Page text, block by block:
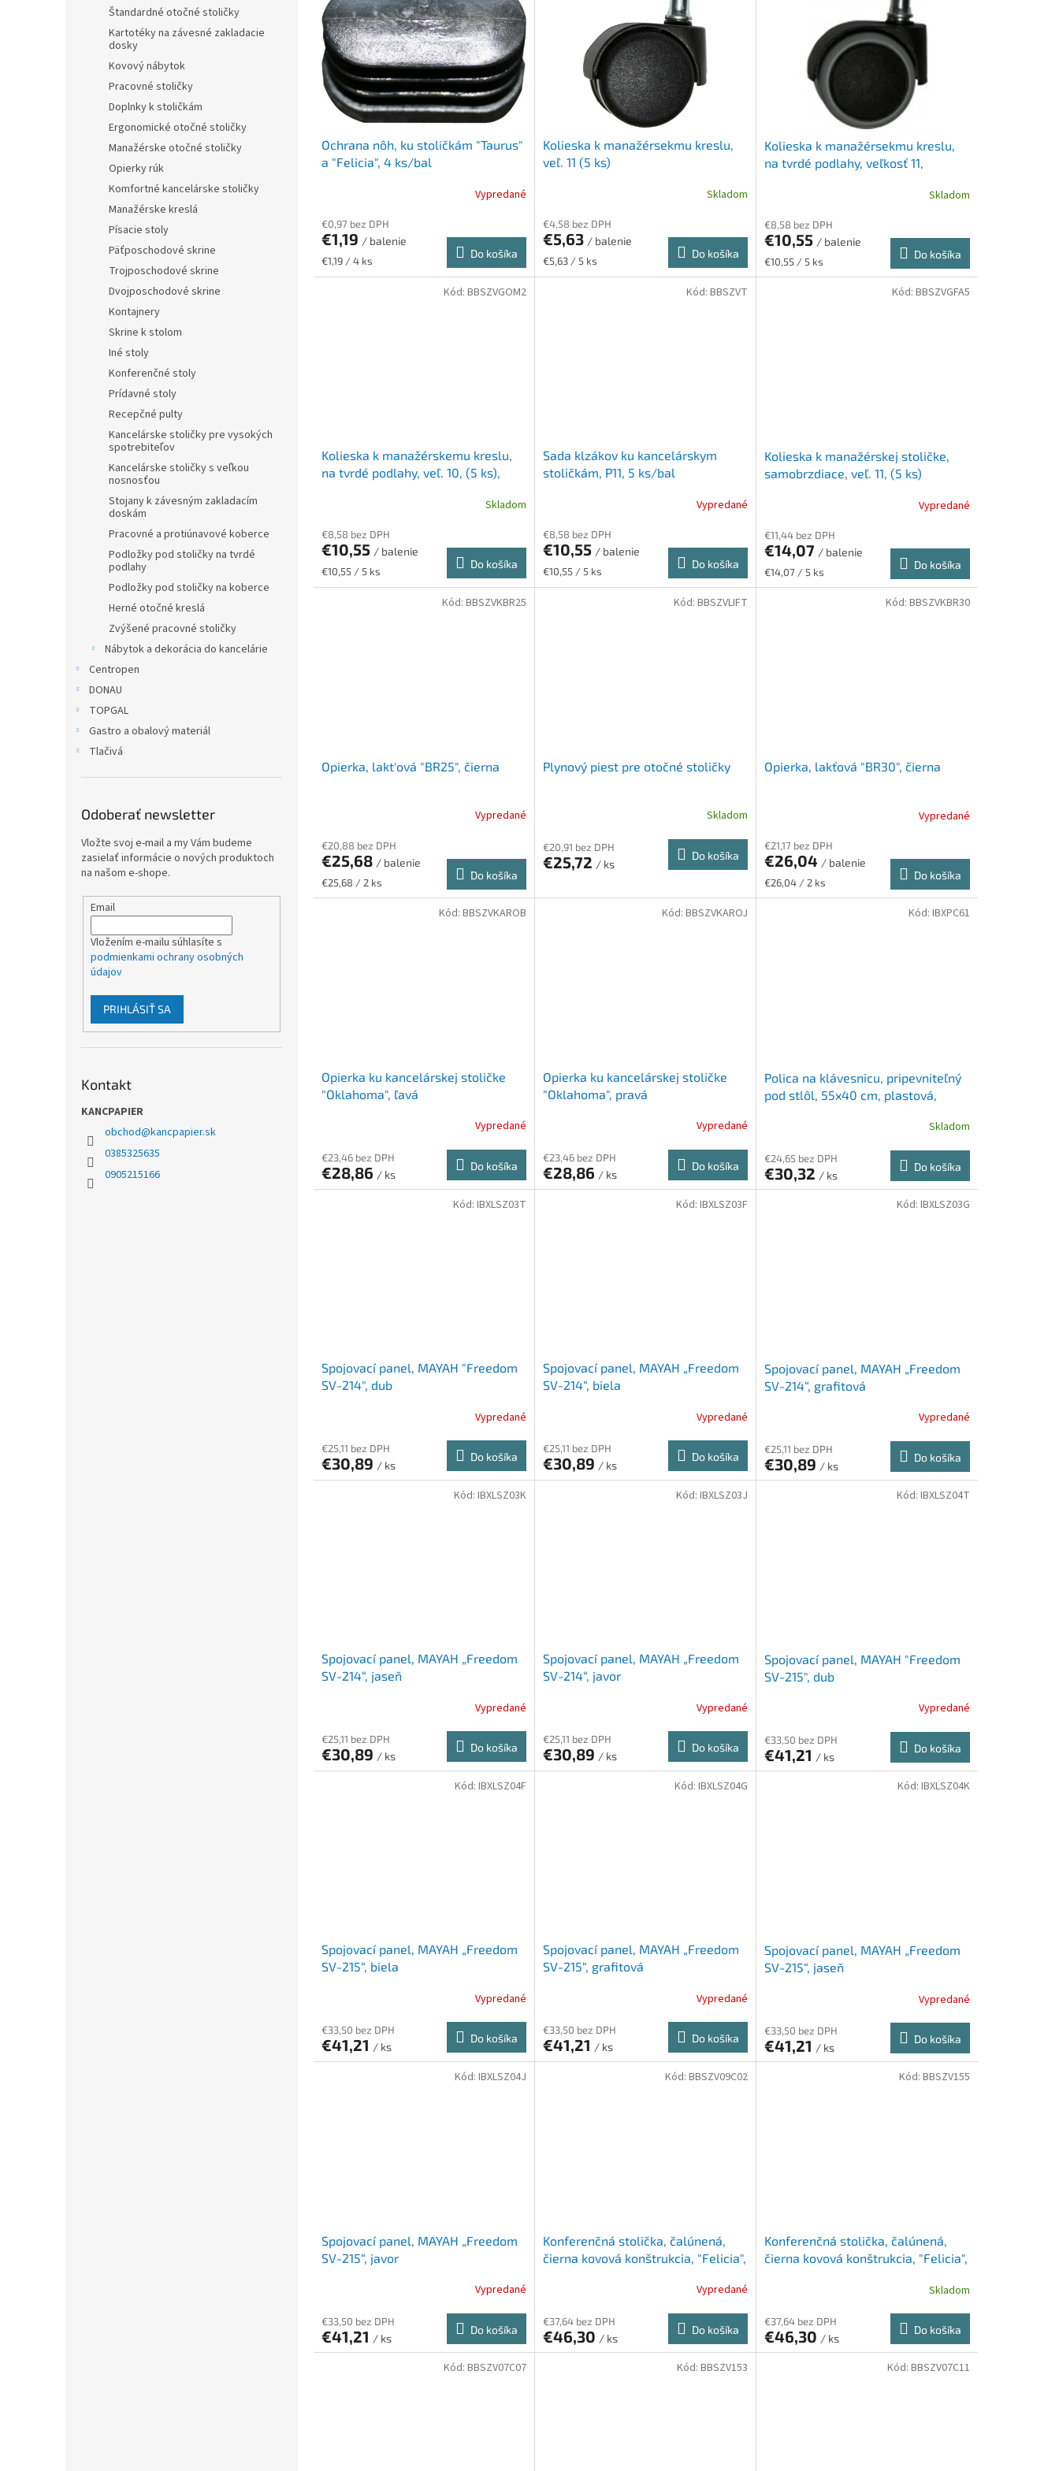
Štandardné otočné stoličky
Kartotéky na závesné zakladacie
dosky
Kovový nábytok
Pracovné stoličky
Doplnky k stoličkám
Ergonomické otočné stoličky
Manažérske otočné stoličky
Opierky rúk
Komfortné kancelárske stoličky
Manažérske kreslá
Písacie stoly
Päťposchodové skrine
Trojposchodové skrine
Dvojposchodové skrine
Kontajnery
Skrine k stolom
Iné stoly
Konferenčné stoly
Prídavné stoly
Recepčné pulty
Kancelárske stoličky pre vysokých
spotrebiteľov
Kancelárske stoličky s veľkou
nosnosťou
Stojany k závesným zakladacím
doskám
Pracovné a protiúnavové koberce
Podložky pod stoličky na tvrdé
podlahy
Podložky pod stoličky na koberce
Herné otočné kreslá
Zvýšené pracovné stoličky
Nábytok a dekorácia do kancelárie
Centropen
DONAU
TOPGAL
Gastro a obalový materiál
Tlačivá
Odoberať newsletter
Vložte svoj e-mail a my Vám budeme
zasielať informácie o nových produktoch
na našom e-shope.
Email
Vložením e-mailu súhlasíte s
podmienkami ochrany osobných
údajov
PRIHLÁSIŤ SA
Kontakt
KANCPAPIER
obchod@kancpapier.sk
0385325635
0905215166
p
Ochrana nôh, ku stoličkám "Taurus"
a "Felicia", 4 ks/bal
Vypredané
€0,97 bez DPH
€1,19 / balenie
Jednotková
cena:
€1,19 / 4 ks
Do košíka
Kolieska k manažérsekmu kreslu,
veľ. 11 (5 ks)
Skladom
€4,58 bez DPH
€5,63 / balenie
Jednotková
cena:
€5,63 / 5 ks
Do košíka
Kolieska k manažérsekmu kreslu,
na tvrdé podlahy, veľkosť 11,
Skladom
€8,58 bez DPH
€10,55 / balenie
Jednotková
cena:
€10,55 / 5 ks
Do košíka
Kolieska k manažérskemu kreslu,
na tvrdé podlahy, veľ. 10, (5 ks),
Skladom
€8,58 bez DPH
€10,55 / balenie
Jednotková
cena:
€10,55 / 5 ks
Do košíka
Kód: BBSZVGOM2
Sada klzákov ku kancelárskym
stoličkám, P11, 5 ks/bal
Vypredané
€8,58 bez DPH
€10,55 / balenie
Jednotková
cena:
€10,55 / 5 ks
Do košíka
Kód: BBSZVT
Kolieska k manažérskej stoličke,
samobrzdiace, veľ. 11, (5 ks)
Vypredané
€11,44 bez DPH
€14,07 / balenie
Jednotková
cena:
€14,07 / 5 ks
Do košíka
Kód: BBSZVGFA5
Opierka, lakt'ová "BR25", čierna
Vypredané
€20,88 bez DPH
€25,68 / balenie
Jednotková
cena:
€25,68 / 2 ks
Do košíka
Kód: BBSZVKBR25
Plynový piest pre otočné stoličky
Skladom
€20,91 bez DPH
€25,72 / ks
Do košíka
Kód: BBSZVLIFT
Opierka, lakťová "BR30", čierna
Vypredané
€21,17 bez DPH
€26,04 / balenie
Jednotková
cena:
€26,04 / 2 ks
Do košíka
Kód: BBSZVKBR30
Opierka ku kancelárskej stoličke
"Oklahoma", ľavá
Vypredané
€23,46 bez DPH
€28,86 / ks
Do košíka
Kód: BBSZVKAROB
Opierka ku kancelárskej stoličke
"Oklahoma", pravá
Vypredané
€23,46 bez DPH
€28,86 / ks
Do košíka
Kód: BBSZVKAROJ
Polica na klávesnicu, pripevniteľný
pod stlôl, 55x40 cm, plastová,
Skladom
€24,65 bez DPH
€30,32 / ks
Do košíka
Kód: IBXPC61
Spojovací panel, MAYAH "Freedom
SV-214", dub
Vypredané
€25,11 bez DPH
€30,89 / ks
Do košíka
Kód: IBXLSZ03T
Spojovací panel, MAYAH „Freedom
SV-214“, biela
Vypredané
€25,11 bez DPH
€30,89 / ks
Do košíka
Kód: IBXLSZ03F
Spojovací panel, MAYAH „Freedom
SV-214“, grafitová
Vypredané
€25,11 bez DPH
€30,89 / ks
Do košíka
Kód: IBXLSZ03G
Spojovací panel, MAYAH „Freedom
SV-214“, jaseň
Vypredané
€25,11 bez DPH
€30,89 / ks
Do košíka
Kód: IBXLSZ03K
Spojovací panel, MAYAH „Freedom
SV-214“, javor
Vypredané
€25,11 bez DPH
€30,89 / ks
Do košíka
Kód: IBXLSZ03J
Spojovací panel, MAYAH "Freedom
SV-215", dub
Vypredané
€33,50 bez DPH
€41,21 / ks
Do košíka
Kód: IBXLSZ04T
Spojovací panel, MAYAH „Freedom
SV-215“, biela
Vypredané
€33,50 bez DPH
€41,21 / ks
Do košíka
Kód: IBXLSZ04F
Spojovací panel, MAYAH „Freedom
SV-215“, grafitová
Vypredané
€33,50 bez DPH
€41,21 / ks
Do košíka
Kód: IBXLSZ04G
Spojovací panel, MAYAH „Freedom
SV-215“, jaseň
Vypredané
€33,50 bez DPH
€41,21 / ks
Do košíka
Kód: IBXLSZ04K
Spojovací panel, MAYAH „Freedom
SV-215“, javor
Vypredané
€33,50 bez DPH
€41,21 / ks
Do košíka
Kód: IBXLSZ04J
Konferenčná stolička, čalúnená,
čierna kovová konštrukcia, "Felicia",
Vypredané
€37,64 bez DPH
€46,30 / ks
Do košíka
Kód: BBSZV09C02
Konferenčná stolička, čalúnená,
čierna kovová konštrukcia, "Felicia",
Skladom
€37,64 bez DPH
€46,30 / ks
Do košíka
Kód: BBSZV155
Kód: BBSZV07C07 Kód: BBSZV153 Kód: BBSZV07C11